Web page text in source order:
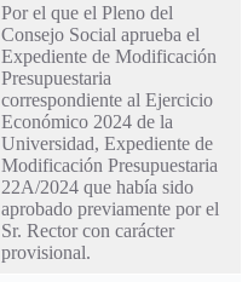
Por el que el Pleno del
Consejo Social aprueba el
Expediente de Modificación
Presupuestaria
correspondiente al Ejercicio
Económico 2024 de la
Universidad, Expediente de
Modificación Presupuestaria
22A/2024 que había sido
aprobado previamente por el
Sr. Rector con carácter
provisional.